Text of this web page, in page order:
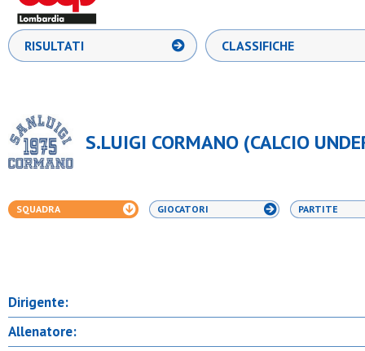
RISULTATI CLASSIFICHE
S.LUIGI CORMANO (CALCIO
SQUADRA GIOCATORI PARTITE
Dirigente:
Allenatore: